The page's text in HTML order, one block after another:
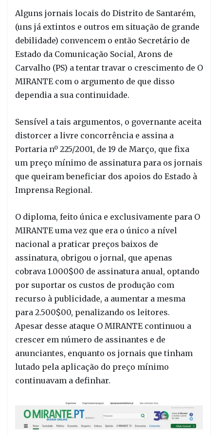
Alguns jornais locais do Distrito de Santarém,
(uns já extintos e outros em situação de grande
debilidade) convencem o então Secretário de
Estado da Comunicação Social, Arons de
Carvalho (PS) a tentar travar o crescimento de O
MIRANTE com o argumento de que disso
dependia a sua continuidade.
Sensível a tais argumentos, o governante aceita
distorcer a livre concorrência e assina a
Portaria nº 225/2001, de 19 de Março, que fixa
um preço mínimo de assinatura para os jornais
que queiram beneficiar dos apoios do Estado à
Imprensa Regional.
O diploma, feito única e exclusivamente para O
MIRANTE uma vez que era o único a nível
nacional a praticar preços baixos de
assinatura, obrigou o jornal, que apenas
cobrava 1.000$00 de assinatura anual, optando
por suportar os custos de produção com
recurso à publicidade, a aumentar a mesma
para 2.500$00, penalizando os leitores.
Apesar desse ataque O MIRANTE continuou a
crescer em número de assinantes e de
anunciantes, enquanto os jornais que tinham
lutado pela aplicação do preço mínimo
continuavam a definhar.